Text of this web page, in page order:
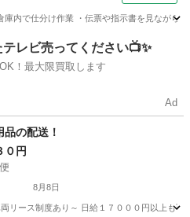
内で仕分け作業 ・伝票や指示書を見ながら
テレビ売ってください📺✨
！最大限買取します
Ad
の配送！
０円
8月8日
リース制度あり～ 日給１７０００円以上も